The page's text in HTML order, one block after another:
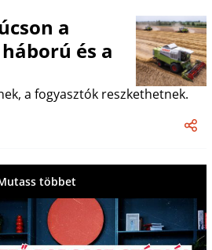
a
és a
a fogyasztók reszkethetnek.
többet